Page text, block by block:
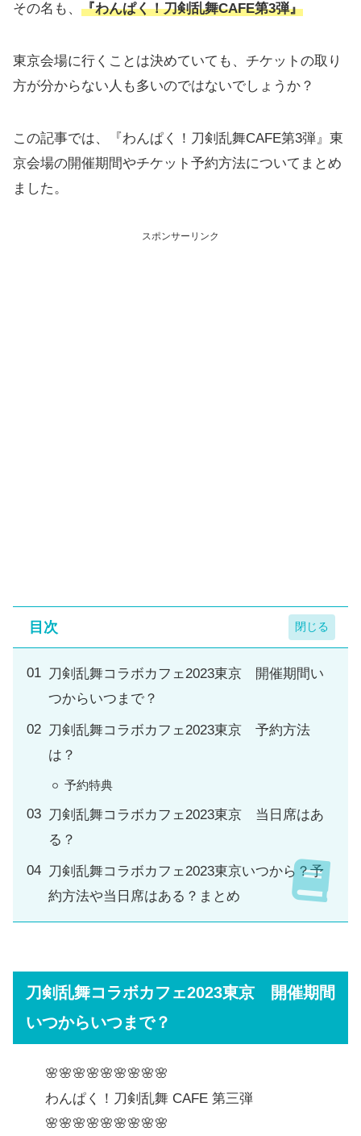
その名も、 『わんぱく！刀剣乱舞CAFE第3弾』
東京会場に行くことは決めていても、チケットの取り
方が分からない人も多いのではないでしょうか？
この記事では、『わんぱく！刀剣乱舞CAFE第3弾』東
京会場の開催期間やチケット予約方法についてまとめ
ました。
スポンサーリンク
目次
刀剣乱舞コラボカフェ2023東京 開催期間い
つからいつまで？
刀剣乱舞コラボカフェ2023東京 予約方法
は？
予約特典
刀剣乱舞コラボカフェ2023東京 当日席はあ
る？
刀剣乱舞コラボカフェ2023東京いつから？予
約方法や当日席はある？まとめ
刀剣乱舞コラボカフェ2023東京 開催期間
いつからいつまで？
🌸🌸🌸🌸🌸🌸🌸🌸🌸
わんぱく！刀剣乱舞 CAFE 第三弾
🌸🌸🌸🌸🌸🌸🌸🌸🌸